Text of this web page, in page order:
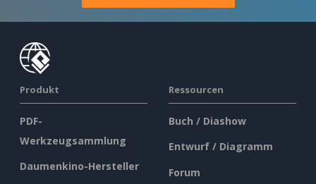
Produkt
PDF-
Werkzeugsammlung
Daumenkino-Hersteller
Ressourcen
Buch / Diashow
Entwurf / Diagramm
Forum